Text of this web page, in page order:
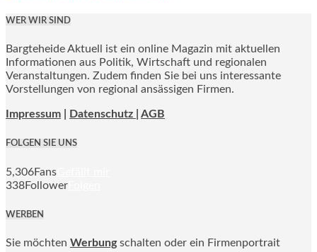
WER WIR SIND
Bargteheide Aktuell ist ein online Magazin mit aktuellen
Informationen aus Politik, Wirtschaft und regionalen
Veranstaltungen. Zudem finden Sie bei uns interessante
Vorstellungen von regional ansässigen Firmen.
Impressum Datenschutz | AGB
FOLGEN SIE UNS
5,306Fans
338Follower
WERBEN
Sie möchten Werbung schalten oder ein Firmenportrait